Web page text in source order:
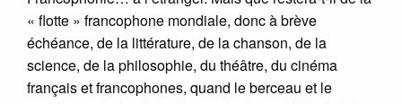
« flotte » francophone mondiale, donc à brève
échéance, de la littérature, de la chanson, de la
science, de la philosophie, du théâtre, du cinéma
français et francophones, quand le berceau et le